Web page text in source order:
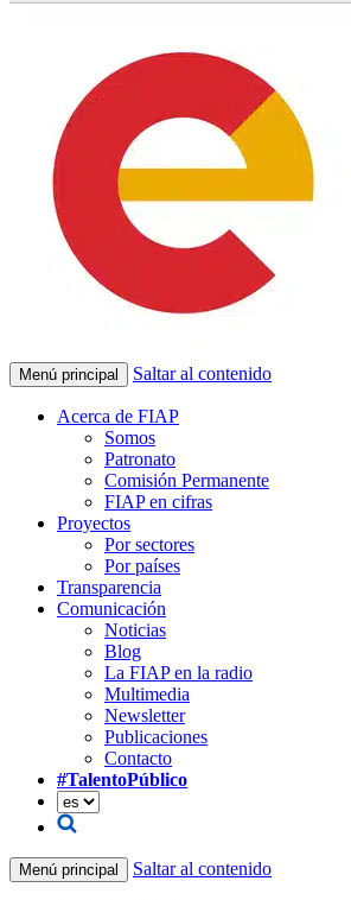
Menú principal Saltar al contenido
Acerca de FIAP
Somos
Patronato
Comisión Permanente
FIAP en cifras
Proyectos
Por sectores
Por países
Transparencia
Comunicación
Noticias
Blog
La FIAP en la radio
Multimedia
Newsletter
Publicaciones
Contacto
#TalentoPúblico
Menú principal Saltar al contenido